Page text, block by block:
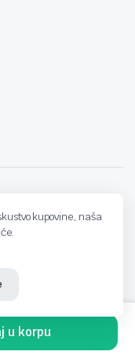
u korpu
kupovine, naša
CATEGORIES